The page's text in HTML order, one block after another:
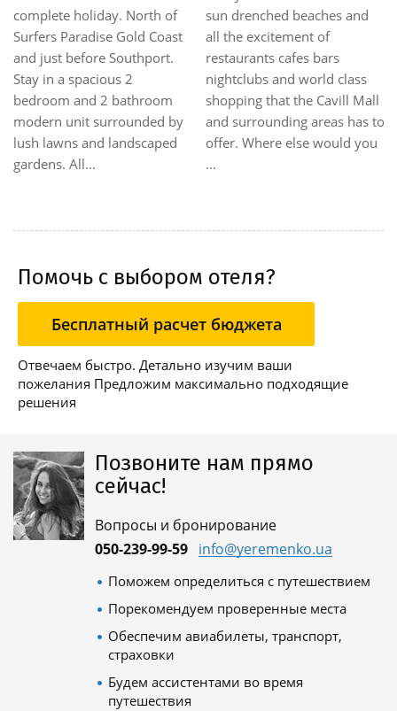
to
backpackers and all guests
who enjoy traveling without
spending much money and
time.The hotel is set in a
friendly-environment,
offering a comfortable
dormitory-style
accommodation with a
discerning guests a sought
after lifestyle that reflects
best of the Gold Coast
The contemporary design
encloses fully self
accommodation with
hinterland, river ...
Помочь с выбором отеля?
Бесплатный расчет бюджета
Отвечаем быстро. Детально изучим ваши
пожелания Предложим максимально подходящие
решения
Позвоните нам прямо
сейчас!
Вопросы и бронирование
050-239-99-59 info@yeremenko.ua
Поможем определиться с путешествием
Порекомендуем проверенные места
Обеспечим авиабилеты, транспорт,
страховки
Будем ассистентами во время
путешествия